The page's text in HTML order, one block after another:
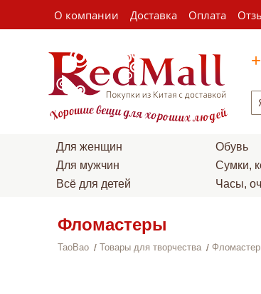
О компании Доставка Оплата
Для женщин
Для мужчин
Всё для детей
Обувь
Сумки,
Часы,
Фломастеры
TaoBao Товары для творчества